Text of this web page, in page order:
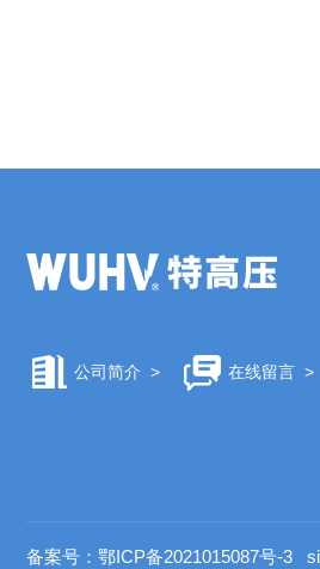
公司简介 > 在线留言>
备案号：鄂ICP备2021015087号-3